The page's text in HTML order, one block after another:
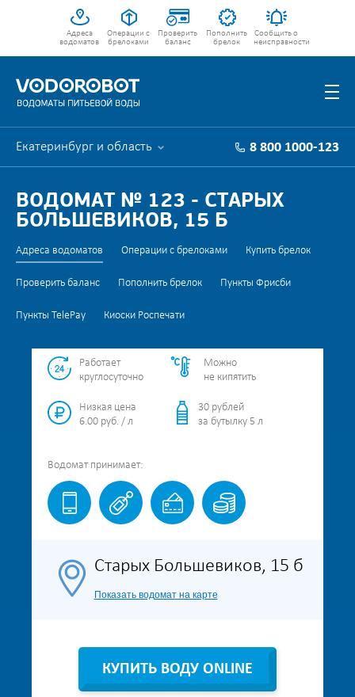
Адреса
водоматов
Операции с
брелоками
Проверить
баланс
Пополнить
брелок
Сообщить о
неисправности
Екатеринбург и область 8 800 1000-123
ВОДОМАТ № 123 - СТАРЫХ
БОЛЬШЕВИКОВ, 15 Б
Адреса водоматов Операции с брелоками Купить брелок
Проверить баланс Пополнить брелок Пункты Фрисби
Пункты TelePay Киоски Роспечати
Работает
круглосуточно
Можно
не кипятить
Низкая цена
6.00 руб. / л
30 рублей
за бутылку 5 л
Водомат принимает:
Старых Большевиков, 15 б
Показать водомат на карте
КУПИТЬ ВОДУ ONLINE